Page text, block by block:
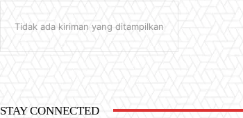
Tidak ada kiriman yang ditampilkan
STAY CONNECTED